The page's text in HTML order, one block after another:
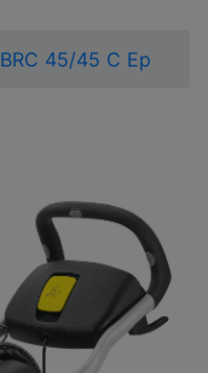
BRC 45/45 C Eр